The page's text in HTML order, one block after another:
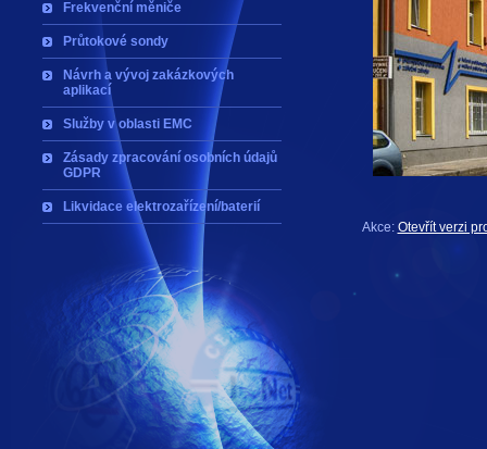
Frekvenční měniče
Průtokové sondy
Návrh a vývoj zakázkových
aplikací
Služby v oblasti EMC
Zásady zpracování osobních údajů
GDPR
Likvidace elektrozařízení/baterií
Akce: Otevřít verzi